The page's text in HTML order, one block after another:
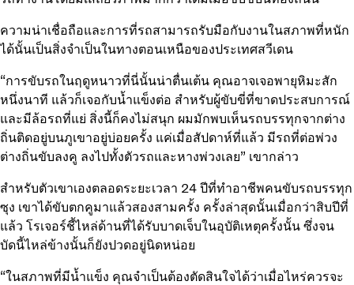
ความน่าเชื่อถือและการที่รถสามารถรับมือกับงานในสภาพที่หนัก
ได้นั้นเป็นสิ่งจำเป็นในทางตอนเหนือของประเทศสวีเดน
“การขับรถในฤดูหนาวที่นี่นั้นน่าตื่นเต้น คุณอาจเจอพายุหิมะสัก
หนึ่งนาที แล้วก็เจอกับน้ำแข็งต่อ สำหรับผู้ขับขี่ที่ขาดประสบการณ์
และมีล้อรถที่แย่ สิ่งนี้ก็คงไม่สนุก ผมมักพบเห็นรถบรรทุกจากต่าง
ถิ่นติดอยู่บนภูเขาอยู่บ่อยครั้ง แค่เมื่อสัปดาห์ที่แล้ว มีรถที่ต่อพ่วง
ต่างถิ่นขับลงคู ลงไปทั้งตัวรถและหางพ่วงเลย” เขากล่าว
สำหรับตัวเขาเองตลอดระยะเวลา 24 ปีที่ทำอาชีพคนขับรถบรรทุก
ซุง เขาได้ขับตกคูมาแล้วสองสามครั้ง ครั้งล่าสุดนั้นเมื่อกว่าสิบปีที่
แล้ว โรเจอร์ชี้ไหล่ด้านที่ได้รับบาดเจ็บในอุบัติเหตุครั้งนั้น ซึ่งจน
บัดนี้ไหล่ข้างนั้นก็ยังปวดอยู่นิดหน่อย
“ในสภาพที่มีน้ำแข็ง คุณจำเป็นต้องตัดสินใจได้ว่าเมื่อไหร่ควรจะ